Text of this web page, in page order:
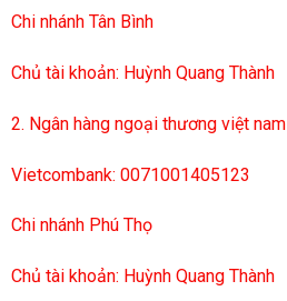
Chi nhánh Tân Bình
Chủ tài khoản: Huỳnh Quang Thành
2. Ngân hàng ngoại thương việt nam
Vietcombank: 0071001405123
Chi nhánh Phú Thọ
Chủ tài khoản: Huỳnh Quang Thành